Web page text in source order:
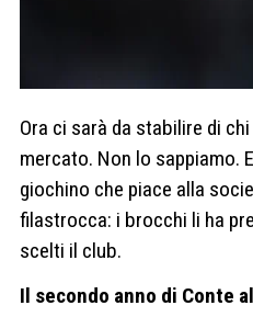
Ora ci sarà da stabilire di
mercato. Non lo sappiamo.
giochino che piace alla
filastrocca: i brocchi li ha
scelti il club.
Il secondo anno di Conte